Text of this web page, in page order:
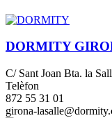
DORMITY
C/ Sant Joan Bta. la
Telèfon
872 55 31 01
girona-